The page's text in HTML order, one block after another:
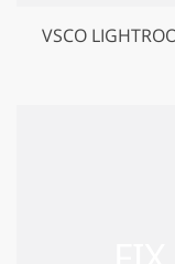
VSCO